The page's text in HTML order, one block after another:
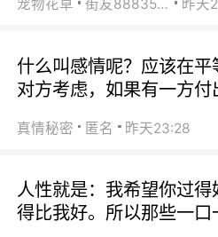
宠物花草 街友88835518 昨天
什么叫感情呢？应该在
对方考虑，如果有一方付
真情秘密 匿名 昨天23:28
人性就是：我希望你过
得比我好。所以那些一